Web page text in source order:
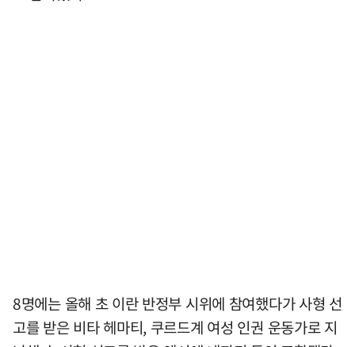
8명에는 올해 초 이란 반정부 시위에 참여했다가 사형 선
고를 받은 비타 헤마티, 쿠르드계 여성 인권 운동가로 지